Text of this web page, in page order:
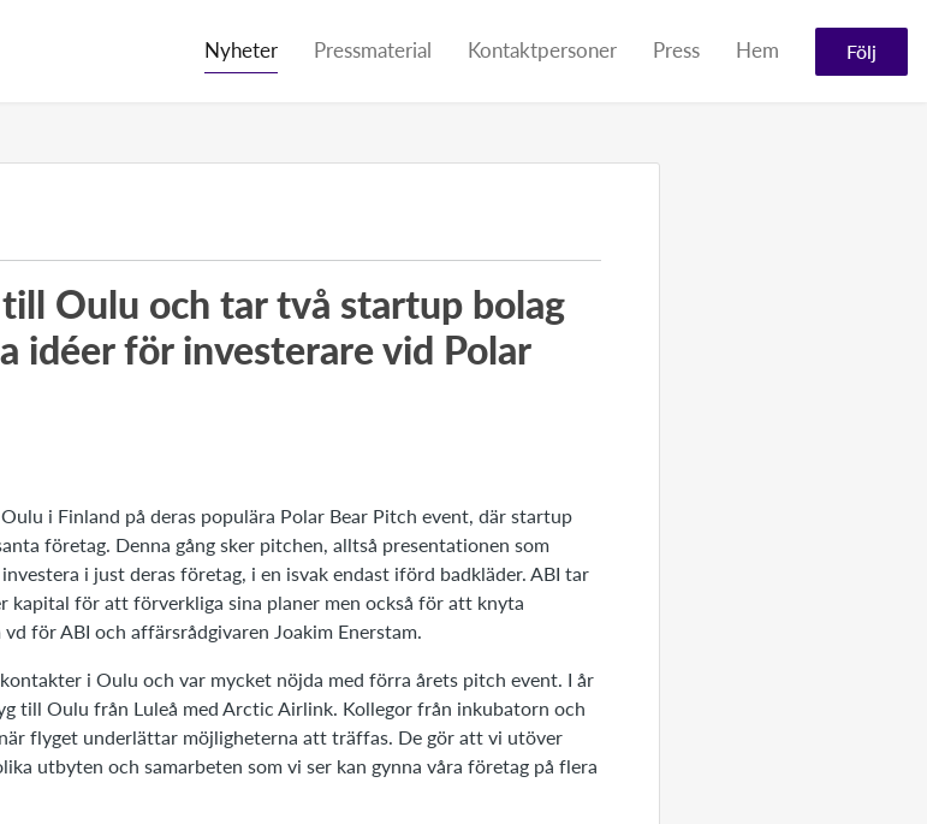
Nyheter Pressmaterial Kontaktpersoner Press Hem Följ
Oulu och tar två startup bolag
idéer för investerare vid Polar
i Finland på deras populära Polar Bear Pitch event, där startup
företag. Denna gång sker pitchen, alltså presentationen som
i just deras företag, i en isvak endast iförd badkläder. ABI tar
kapital för att förverkliga sina planer men också för att knyta
för ABI och affärsrådgivaren Joakim Enerstam.
i Oulu och var mycket nöjda med förra årets pitch event. I år
till Oulu från Luleå med Arctic Airlink. Kollegor från inkubatorn och
flyget underlättar möjligheterna att träffas. De gör att vi utöver
utbyten och samarbeten som vi ser kan gynna våra företag på flera